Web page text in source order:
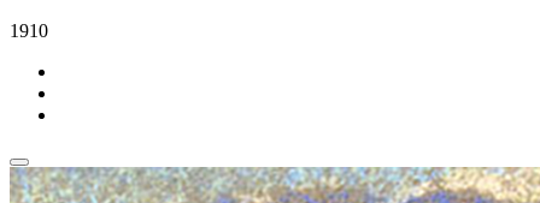
1910